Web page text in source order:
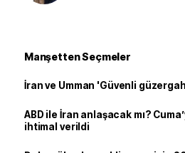
Manşetten Seçmeler
İran ve Umman 'Güvenli
ABD ile İran anlaşacak mı?
ihtimal verildi